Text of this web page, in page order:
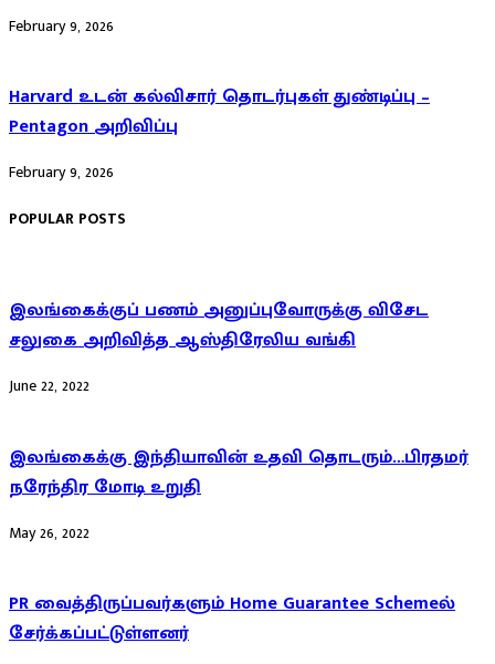
February 9, 2026
Harvard உடன் கல்விசார் தொடர்புகள் துண்டிப்பு –
Pentagon அறிவிப்பு
February 9, 2026
POPULAR POSTS
இலங்கைக்குப் பணம் அனுப்புவோருக்கு விசேட
சலுகை அறிவித்த ஆஸ்திரேலிய வங்கி
June 22, 2022
இலங்கைக்கு இந்தியாவின் உதவி தொடரும்…பிரதமர்
நரேந்திர மோடி உறுதி
May 26, 2022
PR வைத்திருப்பவர்களும் Home Guarantee Schemeல்
சேர்க்கப்பட்டுள்ளனர்